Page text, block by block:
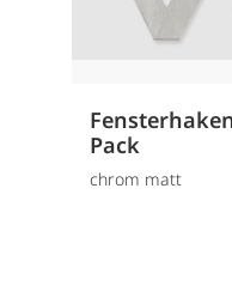
Pack
chrom matt